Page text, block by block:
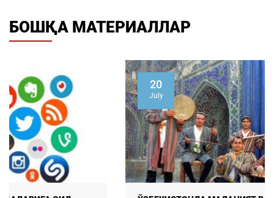
БОШҚА МАТЕРИАЛЛАР
20
July